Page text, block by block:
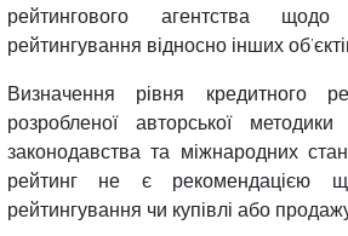
рейтингового агентства щодо
рейтингування відносно інших
Визначення рівня кредитного
розробленої авторської
законодавства та міжнародних
рейтинг не є рекомендацією
рейтингування чи купівлі або